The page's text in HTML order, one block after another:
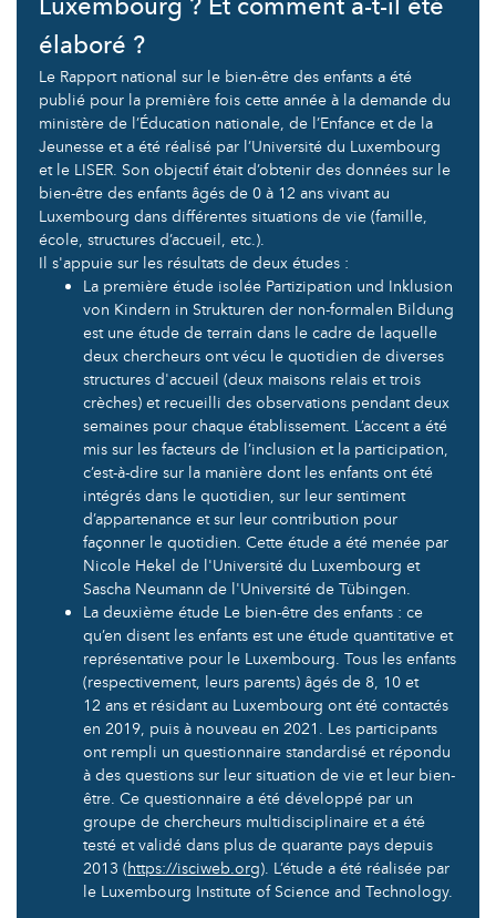
élaboré ?
Le Rapport national sur le bien-être des enfants a été
publié pour la première fois cette année à la demande du
ministère de l’Éducation nationale, de l’Enfance et de la
Jeunesse et a été réalisé par l’Université du Luxembourg
et le LISER. Son objectif était d’obtenir des données sur le
bien-être des enfants âgés de 0 à 12 ans vivant au
Luxembourg dans différentes situations de vie (famille,
école, structures d’accueil, etc.).
Il s'appuie sur les résultats de deux études :
La première étude isolée Partizipation und Inklusion
von Kindern in Strukturen der non-formalen Bildung
est une étude de terrain dans le cadre de laquelle
deux chercheurs ont vécu le quotidien de diverses
structures d'accueil (deux maisons relais et trois
crèches) et recueilli des observations pendant deux
semaines pour chaque établissement. L’accent a été
mis sur les facteurs de l’inclusion et la participation,
c’est-à-dire sur la manière dont les enfants ont été
intégrés dans le quotidien, sur leur sentiment
d’appartenance et sur leur contribution pour
façonner le quotidien. Cette étude a été menée par
Nicole Hekel de l'Université du Luxembourg et
Sascha Neumann de l'Université de Tübingen.
La deuxième étude Le bien-être des enfants : ce
qu’en disent les enfants est une étude quantitative et
représentative pour le Luxembourg. Tous les enfants
(respectivement, leurs parents) âgés de 8, 10 et
12 ans et résidant au Luxembourg ont été contactés
en 2019, puis à nouveau en 2021. Les participants
ont rempli un questionnaire standardisé et répondu
à des questions sur leur situation de vie et leur bien-
être. Ce questionnaire a été développé par un
groupe de chercheurs multidisciplinaire et a été
testé et validé dans plus de quarante pays depuis
2013 (https://isciweb.org). L’étude a été réalisée par
le Luxembourg Institute of Science and Technology.